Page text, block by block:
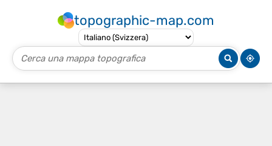
topographic-map.com